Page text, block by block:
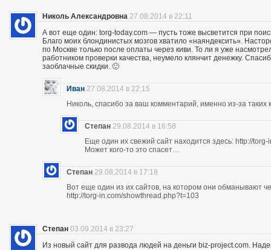
Николь Александровна 27.08.2014 в 22:11
А вот еще один: torg-today.com — пусть тоже высветится при
Благо моих блондинистых мозгов хватило «наяндексить».
по Москве только после оплаты через киви. То ли я уже
работником проверки качества, неумело клянчит денежку.
заоблачные скидки. 🙂
Иван 27.08.2014 в 22:15
Николь, спасибо за ваш комментарий, именно из-за
Степан 29.08.2014 в 16:58
Еще один их свежий сайт находится здесь: http://
Может кого-то это спасет…
Степан 29.08.2014 в 17:18
Вот еще один из их сайтов, на котором они обманывают
http://torg-in.com/showthread.php?t=103
Степан 03.09.2014 в 23:27
Из новый сайт для развода людей на деньги biz-project.com.